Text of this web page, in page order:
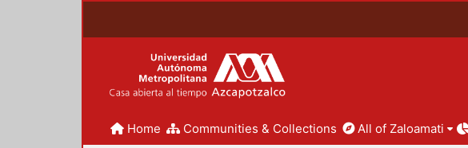
Home Communities & Collections All of Zaloamati